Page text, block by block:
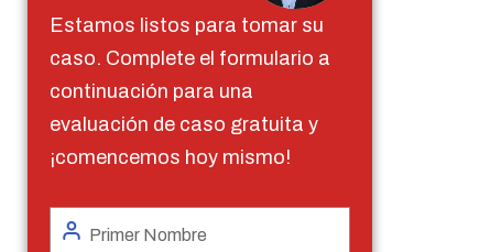
Estamos listos para tomar su
caso. Complete el formulario a
continuación para una
evaluación de caso gratuita y
¡comencemos hoy mismo!